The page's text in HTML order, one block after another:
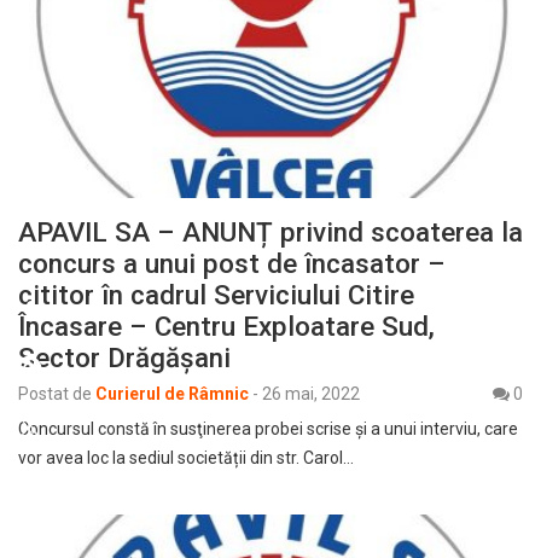
APAVIL SA – ANUNȚ privind scoaterea la
concurs a unui post de încasator –
cititor în cadrul Serviciului Citire
Încasare – Centru Exploatare Sud,
Sector Drăgășani
Postat de Curierul de Râmnic - 26 mai, 2022
0
Concursul constă în susţinerea probei scrise și a unui interviu, care
vor avea loc la sediul societății din str. Carol…